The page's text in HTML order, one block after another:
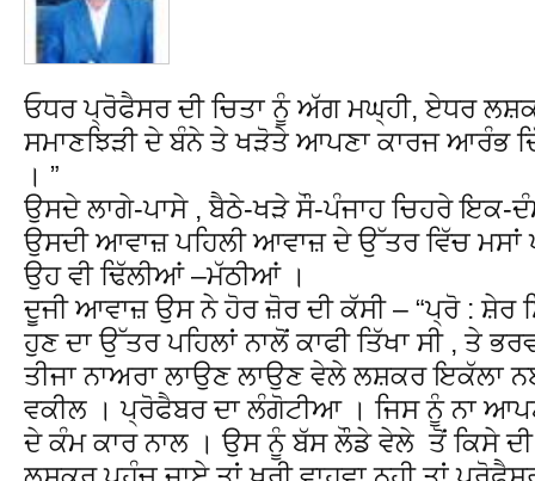
ਓਧਰ ਪ੍ਰੋਫੈਸਰ ਦੀ ਚਿਤਾ ਨੂੰ ਅੱਗ ਮਘ੍ਹੀ, ਏਧਰ
ਸਮਾਣਝਿੜੀ ਦੇ ਬੰਨੇ ਤੇ ਖੜੋਤੇ ਆਪਣਾ ਕਾਰਜ ਆਰੰਭ
। ”
ਉਸਦੇ ਲਾਗੇ-ਪਾਸੇ , ਬੈਠੇ-ਖੜੇ ਸੌ-ਪੰਜਾਹ ਚਿਹਰੇ ਇਕ-
ਉਸਦੀ ਆਵਾਜ਼ ਪਹਿਲੀ ਆਵਾਜ਼ ਦੇ ਉੱਤਰ ਵਿੱਚ
ਉਹ ਵੀ ਢਿੱਲੀਆਂ –ਮੱਠੀਆਂ ।
ਦੂਜੀ ਆਵਾਜ਼ ਉਸ ਨੇ ਹੋਰ ਜ਼ੋਰ ਦੀ ਕੱਸੀ – “ਪ੍ਰੋ : ਸ਼ੇਰ
ਹੁਣ ਦਾ ਉੱਤਰ ਪਹਿਲਾਂ ਨਾਲੋਂ ਕਾਫੀ ਤਿੱਖਾ ਸੀ , ਤੇ
ਤੀਜਾ ਨਾਅਰਾ ਲਾਉਣ ਲਾਉਣ ਵੇਲੇ ਲਸ਼ਕਰ ਇਕੱਲਾ
ਵਕੀਲ । ਪ੍ਰੋਫੈਬਰ ਦਾ ਲੰਗੋਟੀਆ । ਜਿਸ ਨੂੰ ਨਾ
ਦੇ ਕੰਮ ਕਾਰ ਨਾਲ । ਉਸ ਨੂੰ ਬੱਸ ਲੌਡੇ ਵੇਲੇ ਤੋਂ ਕਿਸੇ